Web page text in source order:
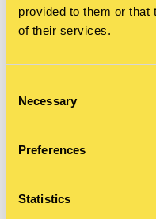
provided to them or that
of their services.
Selection
Necessary
Preferences
Statistics
Strategische
kann formulieren
internationalen
Deutschland ist